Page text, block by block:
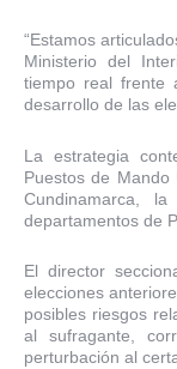
“Estamos
Ministerio del
tiempo real frente
desarrollo de las
La estrategia
Puestos de Mando
Cundinamarca,
departamentos de
El director
elecciones
posibles riesgos
al sufragante,
perturbación al